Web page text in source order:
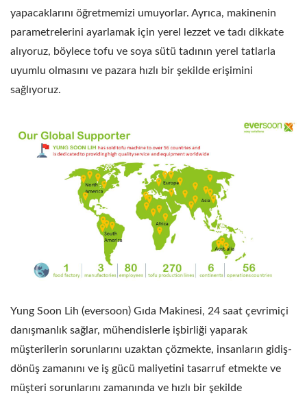
yapacaklarını öğretmemizi umuyorlar. Ayrıca, makinenin
parametrelerini ayarlamak için yerel lezzet ve tadı dikkate
alıyoruz, böylece tofu ve soya sütü tadının yerel tatlarla
uyumlu olmasını ve pazara hızlı bir şekilde erişimini
sağlıyoruz.
Yung Soon Lih (eversoon) Gıda Makinesi, 24 saat çevrimiçi
danışmanlık sağlar, mühendislerle işbirliği yaparak
müşterilerin sorunlarını uzaktan çözmekte, insanların gidiş-
dönüş zamanını ve iş gücü maliyetini tasarruf etmekte ve
müşteri sorunlarını zamanında ve hızlı bir şekilde